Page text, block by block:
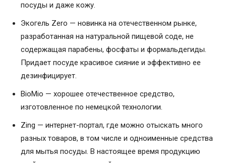
посуды и даже кожу.
Экогель Zero — новинка на отечественном рынке,
разработанная на натуральной пищевой соде, не
содержащая парабены, фосфаты и формальдегиды.
Придает посуде красивое сияние и эффективно ее
дезинфицирует.
BioMio — хорошее отечественное средство,
изготовленное по немецкой технологии.
Zing — интернет-портал, где можно отыскать много
разных товаров, в том числе и одноименные средства
для мытья посуды. В настоящее время продукцию